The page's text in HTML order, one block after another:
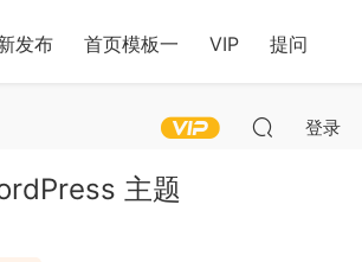
发布 首页模板一 VIP 提问
登录
主题